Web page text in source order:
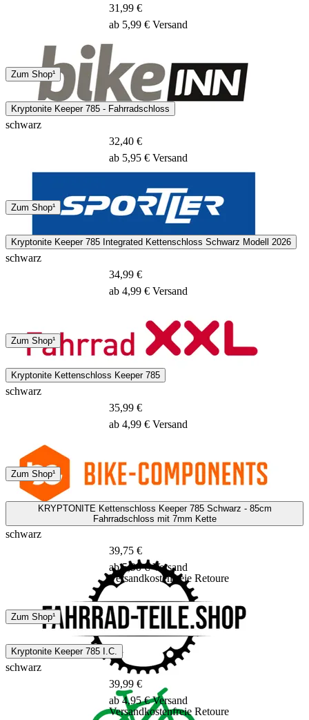
Hermes
2 - 4 Tage
31,99 €
ab 5,99 € Versand
Zum Shop¹
Kryptonite Keeper 785 - Fahrradschloss
schwarz
4 - 10 Tage
32,40 €
ab 5,95 € Versand
Zum Shop¹
Kryptonite Keeper 785 Integrated Kettenschloss Schwarz Modell 2026
schwarz
DHL
3 - 5 Tage
34,99 €
ab 4,99 € Versand
Zum Shop¹
Kryptonite Kettenschloss Keeper 785
schwarz
DHL
2 - 4 Tage
35,99 €
ab 4,99 € Versand
Zum Shop¹
KRYPTONITE Kettenschloss Keeper 785 Schwarz - 85cm
Fahrradschloss mit 7mm Kette
schwarz
DHL
GLS
3 - 5 Tage
39,75 €
ab 5,90 € Versand
Versandkostenfreie Retoure
Zum Shop¹
Kryptonite Keeper 785 I.C.
schwarz
39,99 €
ab 4,95 € Versand
Versandkostenfreie Retoure